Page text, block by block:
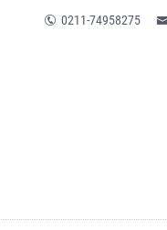
0211-74958275